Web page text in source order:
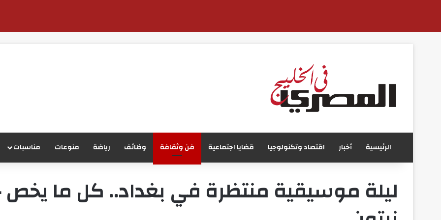
الرئيسية أخبار اقتصاد وتكنولوجيا قضايا اجتماعية فن وثقافة وظائف رياضة منوعات مناسبات
ليلة موسيقية منتظرة في بغداد.. كل ما